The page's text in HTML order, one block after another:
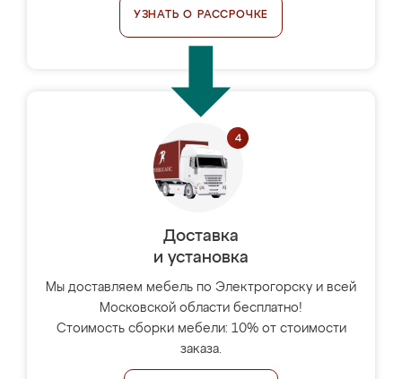
УЗНАТЬ О РАССРОЧКЕ
Доставка
и установка
Мы доставляем мебель по Электрогорску и всей
Московской области бесплатно!
Стоимость сборки мебели: 10% от стоимости
заказа.